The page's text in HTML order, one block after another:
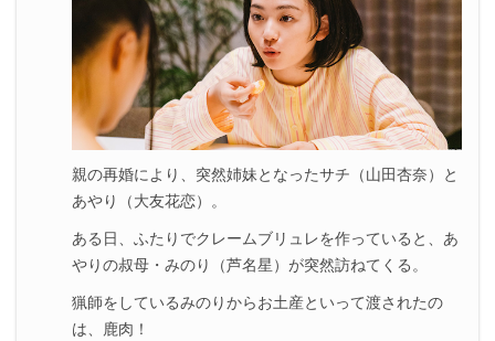
親の再婚により、突然姉妹となったサチ（山田杏奈）と
あやり（大友花恋）。
ある日、ふたりでクレームブリュレを作っていると、あ
やりの叔母・みのり（芦名星）が突然訪ねてくる。
猟師をしているみのりからお土産といって渡されたの
は、鹿肉！